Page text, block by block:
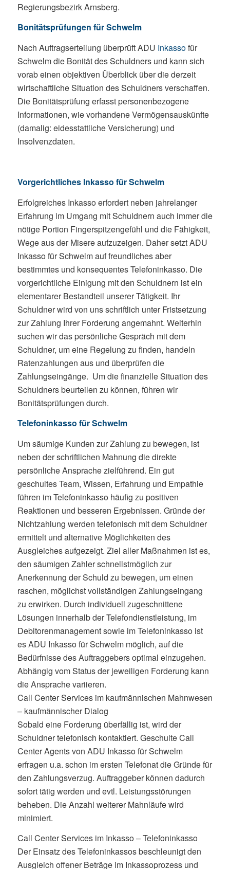
Regierungsbezirk Arnsberg.
Bonitätsprüfungen für Schwelm
Nach Auftragserteilung überprüft ADU Inkassofür
Schwelm die Bonität des Schuldners und kann sich
vorab einen objektiven Überblick über die derzeit
wirtschaftliche Situation des Schuldners verschaffen.
Die Bonitätsprüfung erfasst personenbezogene
Informationen, wie vorhandene Vermögensauskünfte
(damalig: eidesstattliche Versicherung) und
Insolvenzdaten.
Vorgerichtliches Inkasso für Schwelm
Erfolgreiches Inkasso erfordert neben jahrelanger
Erfahrung im Umgang mit Schuldnern auch immer die
nötige Portion Fingerspitzengefühl und die Fähigkeit,
Wege aus der Misere aufzuzeigen. Daher setzt ADU
Inkasso für Schwelm auf freundliches aber
bestimmtes und konsequentes Telefoninkasso. Die
vorgerichtliche Einigung mit den Schuldnern ist ein
elementarer Bestandteil unserer Tätigkeit. Ihr
Schuldner wird von uns schriftlich unter Fristsetzung
zur Zahlung Ihrer Forderung angemahnt. Weiterhin
suchen wir das persönliche Gespräch mit dem
Schuldner, um eine Regelung zu finden, handeln
Ratenzahlungen aus und überprüfen die
Zahlungseingänge. Um die finanzielle Situation des
Schuldners beurteilen zu können, führen wir
Bonitätsprüfungen durch.
Telefoninkasso für Schwelm
Um säumige Kunden zur Zahlung zu bewegen, ist
neben der schriftlichen Mahnung die direkte
persönliche Ansprache zielführend. Ein gut
geschultes Team, Wissen, Erfahrung und Empathie
führen im Telefoninkasso häufig zu positiven
Reaktionen und besseren Ergebnissen. Gründe der
Nichtzahlung werden telefonisch mit dem Schuldner
ermittelt und alternative Möglichkeiten des
Ausgleiches aufgezeigt. Ziel aller Maßnahmen ist es,
den säumigen Zahler schnellstmöglich zur
Anerkennung der Schuld zu bewegen, um einen
raschen, möglichst vollständigen Zahlungseingang
zu erwirken. Durch individuell zugeschnittene
Lösungen innerhalb der Telefondienstleistung, im
Debitorenmanagement sowie im Telefoninkasso ist
es ADU Inkasso für Schwelm möglich, auf die
Bedürfnisse des Auftraggebers optimal einzugehen.
Abhängig vom Status der jeweiligen Forderung kann
die Ansprache variieren.
Call Center Services im kaufmännischen Mahnwesen
– kaufmännischer Dialog
Sobald eine Forderung überfällig ist, wird der
Schuldner telefonisch kontaktiert. Geschulte Call
Center Agents von ADU Inkasso für Schwelm
erfragen u.a. schon im ersten Telefonat die Gründe für
den Zahlungsverzug. Auftraggeber können dadurch
sofort tätig werden und evtl. Leistungsstörungen
beheben. Die Anzahl weiterer Mahnläufe wird
minimiert.
Call Center Services im Inkasso – Telefoninkasso
Der Einsatz des Telefoninkassos beschleunigt den
Ausgleich offener Beträge im Inkassoprozess und